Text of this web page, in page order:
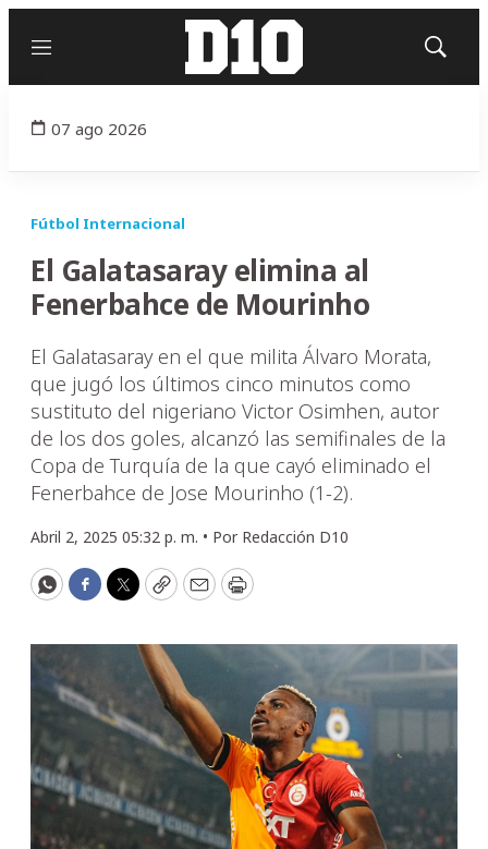
Menú
Mostrar
07 ago 2026
Fútbol Internacional
El Galatasaray elimina al
Fenerbahce de Mourinho
El Galatasaray en el que milita Álvaro Morata,
que jugó los últimos cinco minutos como
sustituto del nigeriano Victor Osimhen, autor
de los dos goles, alcanzó las semifinales de la
Copa de Turquía de la que cayó eliminado el
Fenerbahce de Jose Mourinho (1-2).
Abril 2, 2025 05:32 p. m. • Por Redacción D10
WhatsApp
Facebook
Twitter
CopyEmailPrint